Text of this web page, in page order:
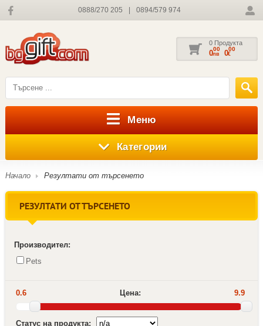
0888/270 205 0894/579 974
0 Продукта
000
лв 000
€
Меню
Категории
Начало Резултати от търсенето
РЕЗУЛТАТИ ОТ ТЪРСЕНЕТО
Производител:
Pets
0.6 Цена: 9.9
Статус на продукта: